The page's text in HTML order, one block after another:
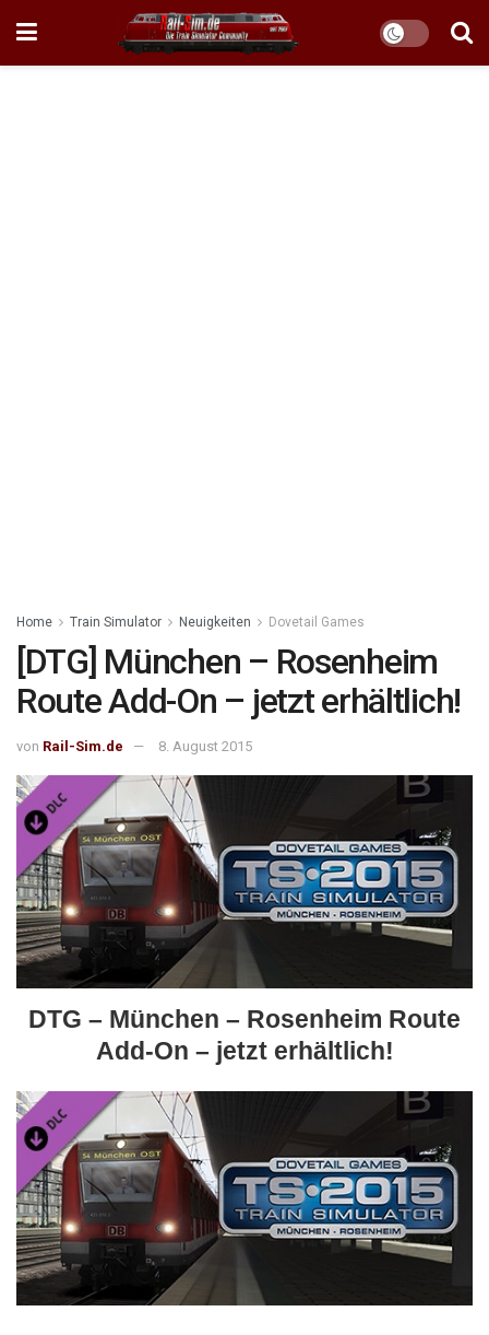
Home Train Simulator Neuigkeiten Dovetail Games
[DTG] München – Rosenheim
Route Add-On – jetzt erhältlich!
von Rail-Sim.de 8. August 2015
DTG – München – Rosenheim Route
Add-On – jetzt erhältlich!